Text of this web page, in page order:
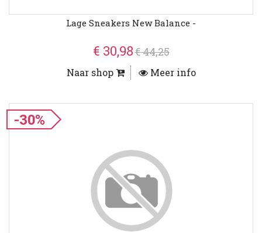
Lage Sneakers New Balance -
€ 30,98€ 44,25
Naar shop Meer info
-30%